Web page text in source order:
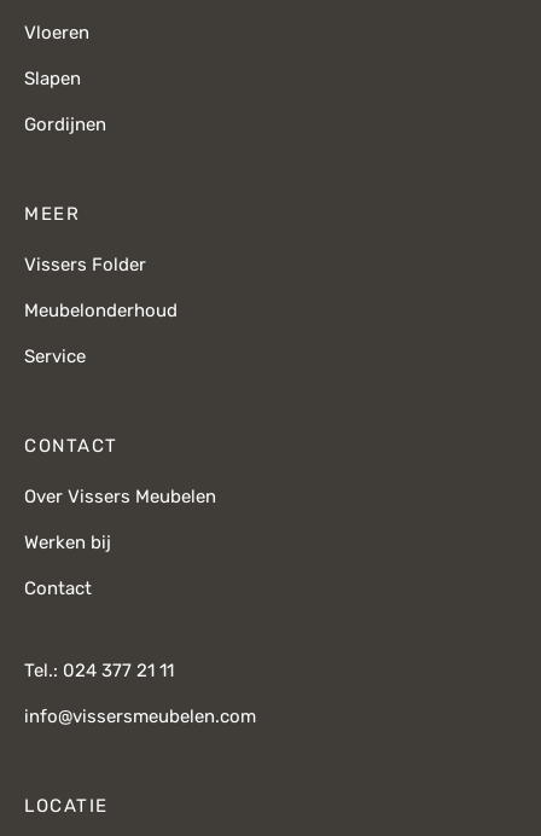
Vloeren
Slapen
Gordijnen
MEER
Vissers Folder
Meubelonderhoud
Service
CONTACT
Over Vissers Meubelen
Werken bij
Contact
Tel.: 024 377 21 11
info@vissersmeubelen.com
LOCATIE